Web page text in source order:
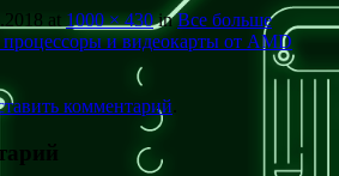
at 1000 × 430inВсе больше
процессоры и видеокарты от AMD
комментарий